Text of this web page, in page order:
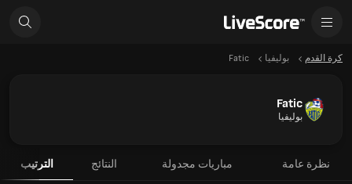
كرة القدم بوليفيا Fatic
Fatic
بوليفيا
نظرة عامة مباريات مجدولة النتائج الترتيب